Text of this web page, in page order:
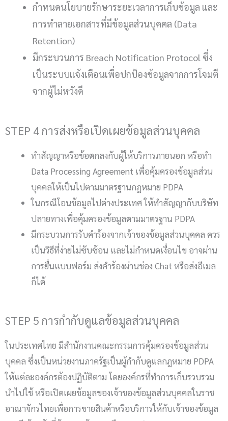
กำหนดนโยบายรักษาระยะเวลาการเก็บข้อมูล และ
การทำลายเอกสารที่มีข้อมูลส่วนบุคคล (Data
Retention)
มีกระบวนการ Breach Notification Protocol ซึ่ง
เป็นระบบแจ้งเตือนเพื่อปกป้องข้อมูลจากการโจมตี
จากผู้ไม่หวังดี
STEP 4 การส่งหรือเปิดเผยข้อมูลส่วนบุคคล
ทำสัญญาหรือข้อตกลงกับผู้ให้บริการภายนอก หรือทำ
Data Processing Agreement เพื่อคุ้มครองข้อมูลส่วน
บุคคลให้เป็นไปตามมาตรฐานกฎหมาย PDPA
ในกรณีโอนข้อมูลไปต่างประเทศ ให้ทำสัญญากับบริษัท
ปลายทางเพื่อคุ้มครองข้อมูลตามมาตรฐาน PDPA
มีกระบวนการรับคำร้องจากเจ้าของข้อมูลส่วนบุคคล ควร
เป็นวิธีที่ง่ายไม่ซับซ้อน และไม่กำหนดเงื่อนไข อาจผ่าน
การยื่นแบบฟอร์ม ส่งคำร้องผ่านช่อง Chat หรือส่งอีเมล
ก็ได้
STEP 5 การกำกับดูแลข้อมูลส่วนบุคคล
ในประเทศไทย มีสำนักงานคณะกรรมการคุ้มครองข้อมูลส่วน
บุคคล ซึ่งเป็นหน่วยงานภาครัฐเป็นผู้กำกับดูแลกฎหมาย PDPA
ให้แต่ละองค์กรต้องปฏิบัติตาม โดยองค์กรที่ทำการเก็บรวบรวม
นำไปใช้ หรือเปิดเผยข้อมูลของเจ้าของข้อมูลส่วนบุคคลในราช
อาณาจักรไทยเพื่อการขายสินค้าหรือบริการให้กับเจ้าของข้อมูล